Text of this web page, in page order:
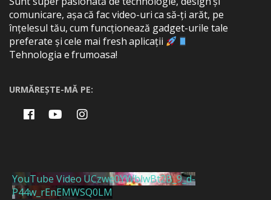
comunicare, așa că fac video-uri ca să-ți arăt, pe
înțelesul tău, cum funcționează gadget-urile tale
preferate și cele mai fresh aplicații
Tehnologia e frumoasa!
URMĂREȘTE-MĂ PE:
YouTube Video UCzwe0YWblwBt2B_9_d-
P44w_rEnEMWSQ0LM